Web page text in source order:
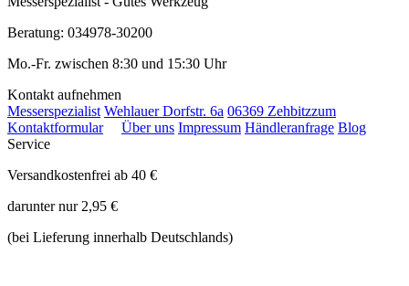
Beratung: 034978-30200
Mo.-Fr. zwischen 8:30 und 15:30 Uhr
Kontakt aufnehmen
Messerspezialist Wehlauer Dorfstr. 6a 06369 Zehbitzzum
Kontaktformular
Über uns Impressum Händleranfrage Blog
Service
Versandkostenfrei ab 40 €
darunter nur 2,95 €
(bei Lieferung innerhalb Deutschlands)